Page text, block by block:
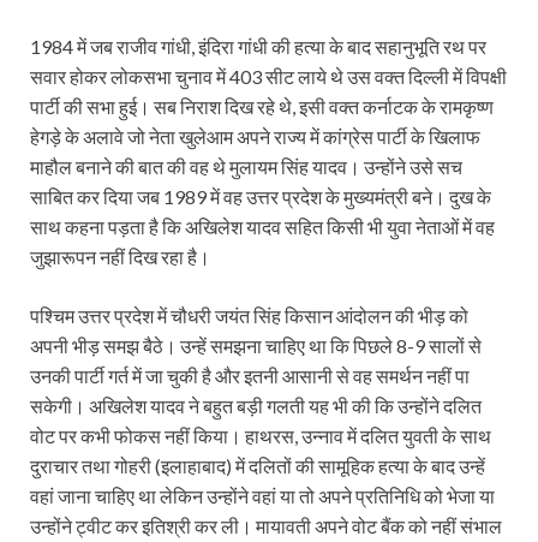
1984 में जब राजीव गांधी, इंदिरा गांधी की हत्या के बाद सहानुभूति रथ पर
सवार होकर लोकसभा चुनाव में 403 सीट लाये थे उस वक्त दिल्ली में विपक्षी
पार्टी की सभा हुई। सब निराश दिख रहे थे, इसी वक्त कर्नाटक के रामकृष्ण
हेगड़े के अलावे जो नेता खुलेआम अपने राज्य में कांग्रेस पार्टी के खिलाफ
माहौल बनाने की बात की वह थे मुलायम सिंह यादव। उन्होंने उसे सच
साबित कर दिया जब 1989 में वह उत्तर प्रदेश के मुख्यमंत्री बने। दुख के
साथ कहना पड़ता है कि अखिलेश यादव सहित किसी भी युवा नेताओं में वह
जुझारूपन नहीं दिख रहा है।
पश्चिम उत्तर प्रदेश में चौधरी जयंत सिंह किसान आंदोलन की भीड़ को
अपनी भीड़ समझ बैठे। उन्हें समझना चाहिए था कि पिछले 8-9 सालों से
उनकी पार्टी गर्त में जा चुकी है और इतनी आसानी से वह समर्थन नहीं पा
सकेगी। अखिलेश यादव ने बहुत बड़ी गलती यह भी की कि उन्होंने दलित
वोट पर कभी फोकस नहीं किया। हाथरस, उन्नाव में दलित युवती के साथ
दुराचार तथा गोहरी (इलाहाबाद) में दलितों की सामूहिक हत्या के बाद उन्हें
वहां जाना चाहिए था लेकिन उन्होंने वहां या तो अपने प्रतिनिधि को भेजा या
उन्होंने ट्वीट कर इतिश्री कर ली। मायावती अपने वोट बैंक को नहीं संभाल